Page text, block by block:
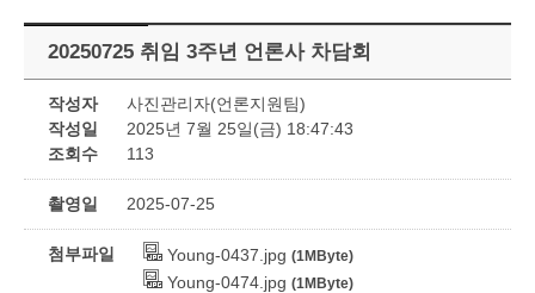
20250725 취임 3주년 언론사 차담회
작성자
사진관리자(언론지원팀)
작성일
2025년 7월 25일(금) 18:47:43
조회수
113
촬영일 2025-07-25
첨부파일 Young-0437.jpg (1MByte)
Young-0474.jpg (1MByte)